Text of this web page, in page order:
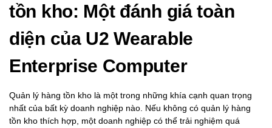
tồn kho: Một đánh giá toàn
diện của U2 Wearable
Enterprise Computer
Quản lý hàng tồn kho là một trong những khía cạnh quan trọng
nhất của bất kỳ doanh nghiệp nào. Nếu không có quản lý hàng
tồn kho thích hợp, một doanh nghiệp có thể trải nghiệm quá